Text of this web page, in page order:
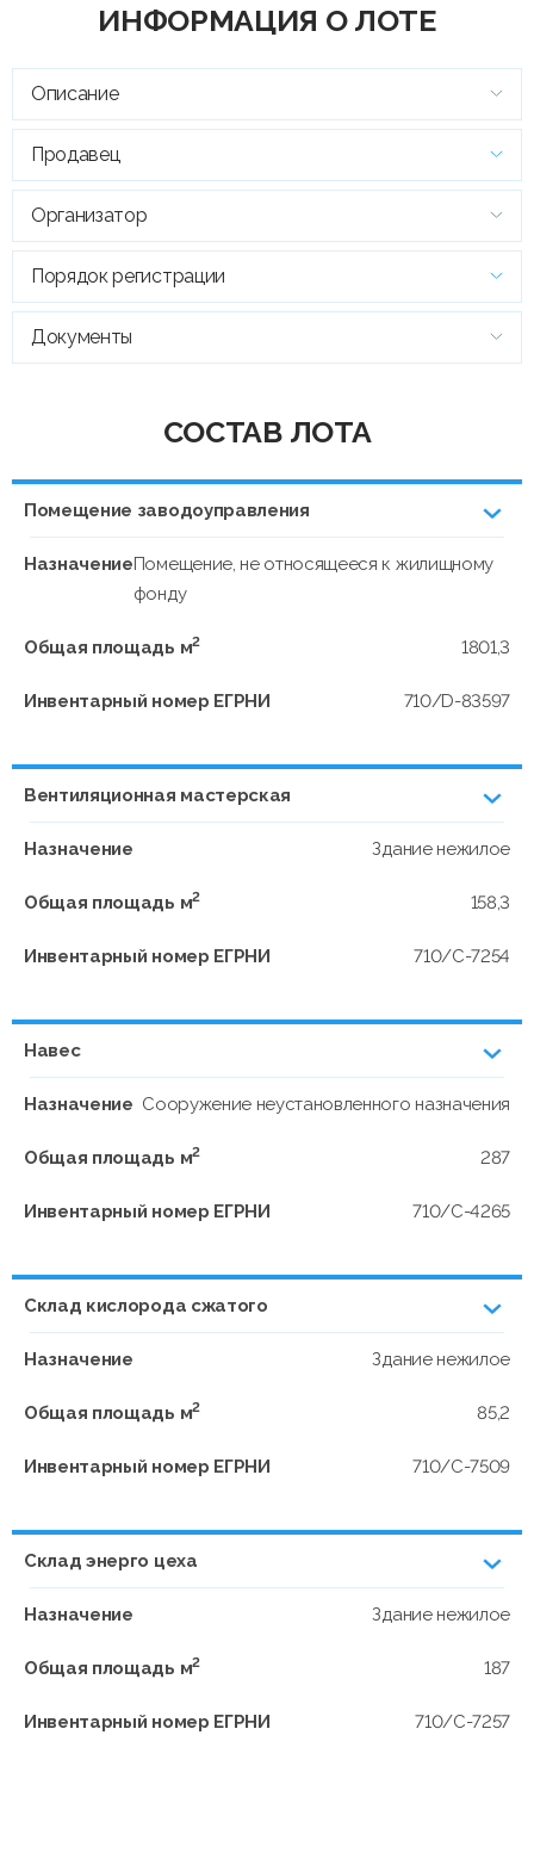
ИНФОРМАЦИЯ О ЛОТЕ
Описание
Продавец
Организатор
Порядок регистрации
Документы
СОСТАВ ЛОТА
Помещение заводоуправления
НазначениеПомещение, не относящееся к жилищному
фонду
Общая площадь м2 1801,3
Инвентарный номер ЕГРНИ 710/D-83597
Вентиляционная мастерская
Назначение Здание нежилое
Общая площадь м2 158,3
Инвентарный номер ЕГРНИ 710/C-7254
Навес
Назначение Сооружение неустановленного назначения
Общая площадь м2 287
Инвентарный номер ЕГРНИ 710/C-4265
Склад кислорода сжатого
Назначение Здание нежилое
Общая площадь м2 85,2
Инвентарный номер ЕГРНИ 710/C-7509
Склад энерго цеха
Назначение Здание нежилое
Общая площадь м2 187
Инвентарный номер ЕГРНИ 710/C-7257